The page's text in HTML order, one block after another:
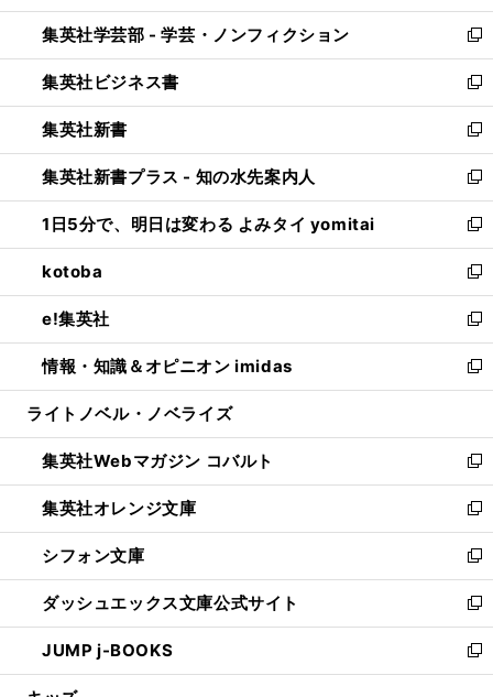
開
く
ウ
で
開
く
ン
ド
ウ
で
開
く
ウ
ィ
ン
ド
ウ
で
開
く
集英社学芸部 - 学芸・ノンフィクション
新
し
い
ウ
ィ
ン
ド
ウ
で
開
く
集英社ビジネス書
新
し
い
ウ
ィ
ン
ド
ウ
で
開
く
集英社新書
新
し
い
ウ
ィ
ン
ド
ウ
で
開
く
集英社新書プラス - 知の水先案内人
新
し
い
ウ
ィ
ン
ド
ウ
で
開
1日5分で、明日は変わる よみタイ yomitai
新
し
い
ウ
ィ
ン
ド
ウ
開
く
kotoba
新
し
い
ウ
ィ
ン
ウ
で
開
く
e!集英社
新
し
い
ウ
ン
ド
ウ
で
開
く
情報・知識＆オピニオン imidas
新
し
ウ
ィ
ン
ド
ウ
で
開
く
ライトノベル・ノベライズ
集英社Webマガジン コバルト
新
し
い
ウ
ィ
ン
ド
ウ
で
開
集英社オレンジ文庫
新
し
い
ウ
ィ
ン
ド
ウ
シフォン文庫
新
し
い
ウ
ィ
ン
ダッシュエックス文庫公式サイト
新
し
い
ウ
JUMP j-BOOKS
新
し